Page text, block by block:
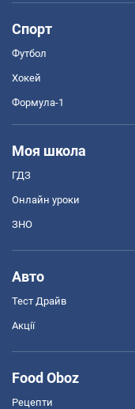
Спорт
Футбол
Хокей
Формула-1
Моя школа
ГДЗ
Онлайн уроки
ЗНО
Авто
Тест Драйв
Акції
Food Oboz
Рецепти